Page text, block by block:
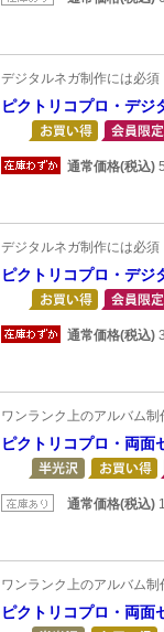
デジタルネガ制作には必須
ピクトリコプロ・デジ
通常価格(税込)
デジタルネガ制作には必須
ピクトリコプロ・デジ
通常価格(税込)
ワンランク上のアルバム制
ピクトリコプロ・両面
通常価格(税込)
ワンランク上のアルバム制
ピクトリコプロ・両面